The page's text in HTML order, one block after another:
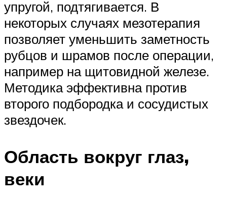
упругой, подтягивается. В
некоторых случаях мезотерапия
позволяет уменьшить заметность
рубцов и шрамов после операции,
например на щитовидной железе.
Методика эффективна против
второго подбородка и сосудистых
звездочек.
Область вокруг глаз,
веки